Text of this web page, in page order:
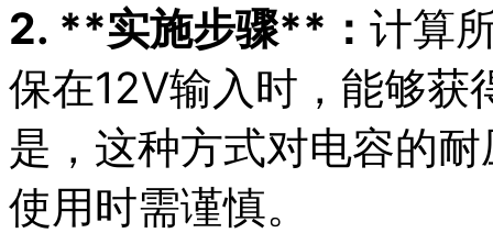
2. **实施步骤**： 计算
保在12V输入时，能够获
是，这种方式对电容的
使用时需谨慎。